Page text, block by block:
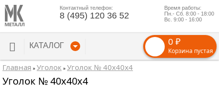
Контактный телефон:
8 (495) 120 36 52
Время работы:
Пн.- Сб. 8:00 - 18:00
Вс. 9:00 - 16:00
КАТАЛОГ 0 ₽
Корзина пустая
Главная » Уголок » Уголок № 40х40х4
Уголок № 40х40х4